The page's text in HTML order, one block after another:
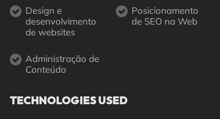
Design e
desenvolvimento
de websites
Posicionamento
de SEO na Web
Administração de
Conteúdo
TECHNOLOGIES USED